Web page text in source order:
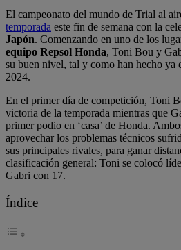
El campeonato del mundo de Trial al
temporada este fin de semana con la
Japón. Comenzando en uno de los
equipo Repsol Honda, Toni Bou y
su buen nivel, tal y como han hecho ya
2024.
En el primer día de competición, Toni
victoria de la temporada mientras que
primer podio en ‘casa’ de Honda.
aprovechar los problemas técnicos
sus principales rivales, para ganar
clasificación general: Toni se colocó
Gabri con 17.
Índice